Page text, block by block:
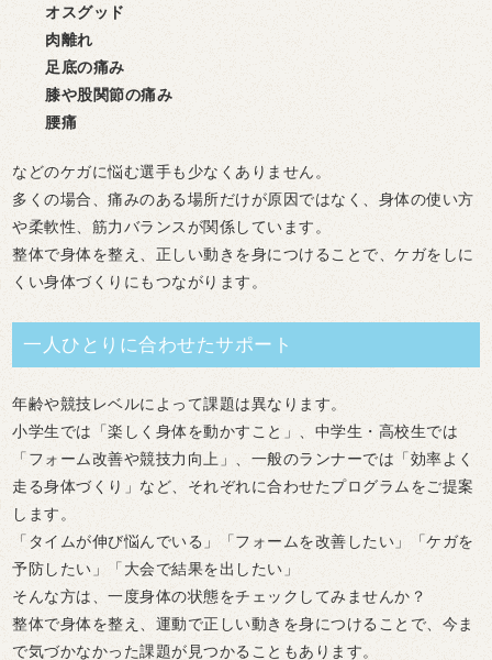
オスグッド
肉離れ
足底の痛み
膝や股関節の痛み
腰痛
などのケガに悩む選手も少なくありません。
多くの場合、痛みのある場所だけが原因ではなく、身体の使い方
や柔軟性、筋力バランスが関係しています。
整体で身体を整え、正しい動きを身につけることで、ケガをしに
くい身体づくりにもつながります。
一人ひとりに合わせたサポート
年齢や競技レベルによって課題は異なります。
小学生では「楽しく身体を動かすこと」、中学生・高校生では
「フォーム改善や競技力向上」、一般のランナーでは「効率よく
走る身体づくり」など、それぞれに合わせたプログラムをご提案
します。
「タイムが伸び悩んでいる」「フォームを改善したい」「ケガを
予防したい」「大会で結果を出したい」
そんな方は、一度身体の状態をチェックしてみませんか？
整体で身体を整え、運動で正しい動きを身につけることで、今ま
で気づかなかった課題が見つかることもあります。